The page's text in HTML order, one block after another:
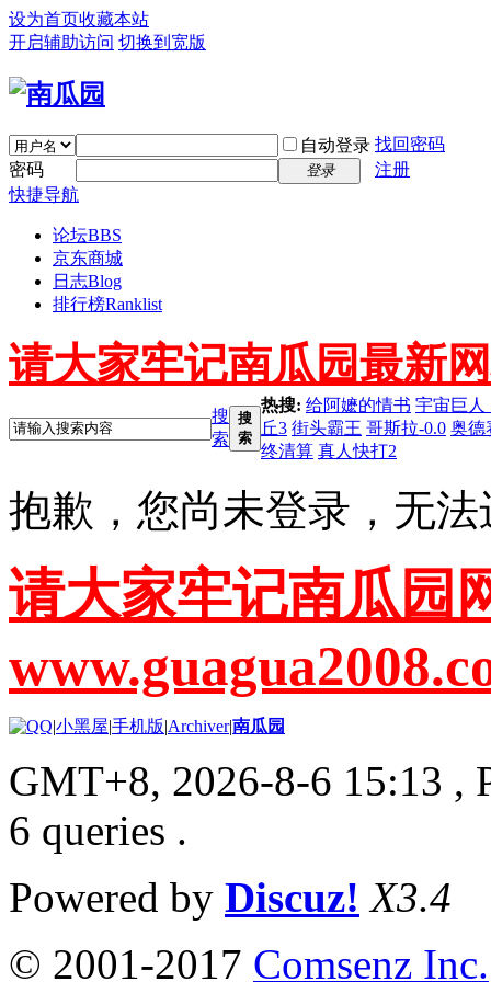
设为首页收藏本站
开启辅助访问 切换到宽版
自动登录 找回密码
密码
登录
注册
快捷导航
论坛BBS
京东商城
日志Blog
排行榜Ranklist
请大家牢记南瓜园最新
搜
索
搜
索
热搜: 给阿嬷的情书 宇宙巨人
丘3 街头霸王 哥斯拉-0.0 奥德
终清算 真人快打2
抱歉，您尚未登录，无
请大家牢记南瓜园
|小黑屋|手机版|Archiver|南瓜园
GMT+8, 2026-8-6 15:13 ,
6 queries .
Powered by Discuz! X3.4
© 2001-2017 Comsenz Inc.